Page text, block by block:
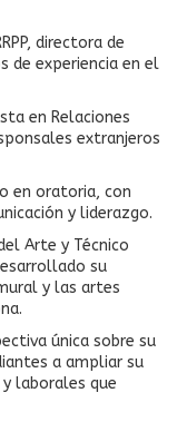
directora de
de experiencia en el
en Relaciones
extranjeros
en oratoria, con
y liderazgo.
Arte y Técnico
su
y las artes
única sobre su
a ampliar su
laborales que